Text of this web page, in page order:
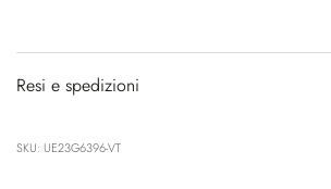
Resi e spedizioni
SKU: UE23G6396-VT